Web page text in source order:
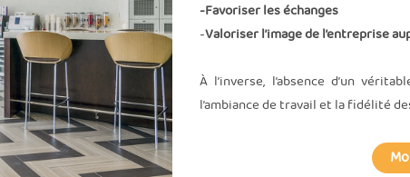
-Favoriser les échanges
-Valoriser l’image de l’entreprise
À l’inverse, l’absence d’un
l’ambiance de travail et la fidélité